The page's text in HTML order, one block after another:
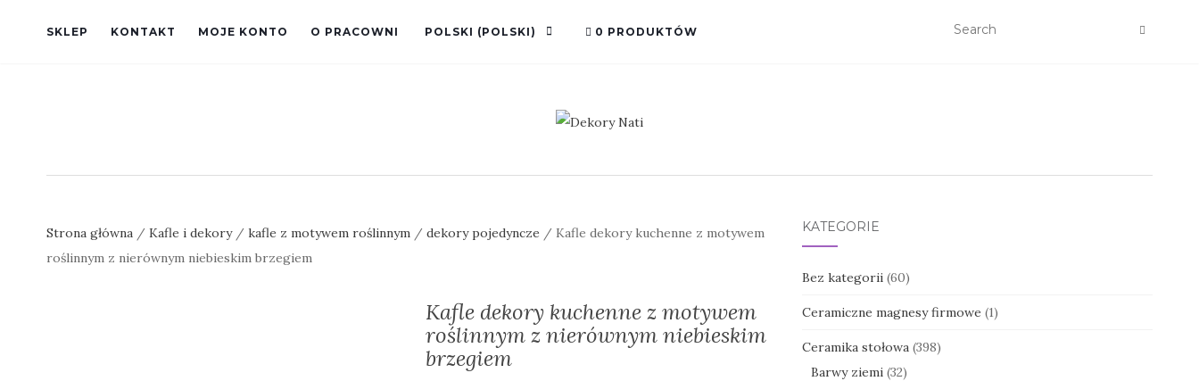
SKLEP KONTAKT MOJE KONTO O PRACOWNI POLSKI (POLSKI) 0 PRODUKTÓW
Strona główna / Kafle i dekory/ kafle z motywem roślinnym / dekory pojedyncze / Kafle dekory kuchenne z motywem
roślinnym z nierównym niebieskim brzegiem
Kafle dekory kuchenne z motywem
roślinnym z nierównym niebieskim
brzegiem
KATEGORIE
Bez kategorii (60)
Ceramiczne magnesy firmowe (1)
Ceramika stołowa (398)
Barwy ziemi (32)